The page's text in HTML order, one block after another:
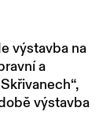
výstavba na
a
výstavba